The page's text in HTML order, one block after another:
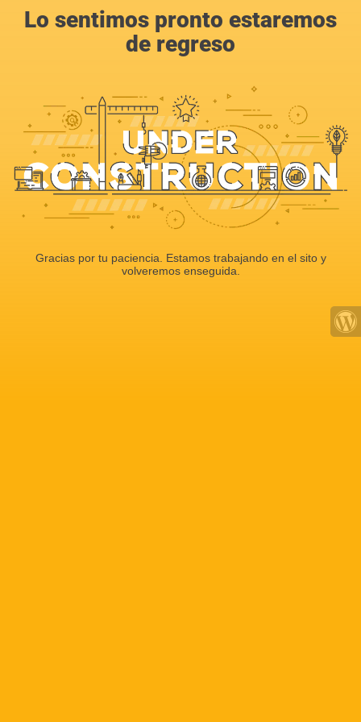
Lo sentimos pronto estaremos
de regreso
Gracias por tu paciencia. Estamos trabajando en el sito y
volveremos enseguida.